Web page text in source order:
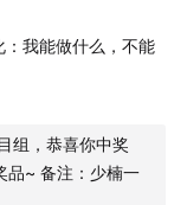
我能做什么，不能
组，恭喜你中奖
品~ 备注：少楠一